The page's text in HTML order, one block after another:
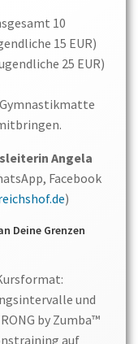
10
15 EUR)
25 EUR)
Angela
Facebook
)
Deine Grenzen
und
by Zumba™
auf